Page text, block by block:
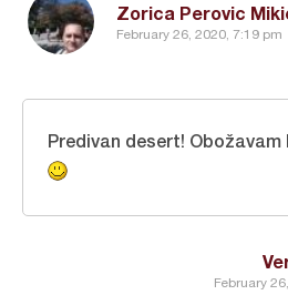
Zorica Perovic
February 26, 2020, 7:19 pm
February
Predivan desert! Obožavam